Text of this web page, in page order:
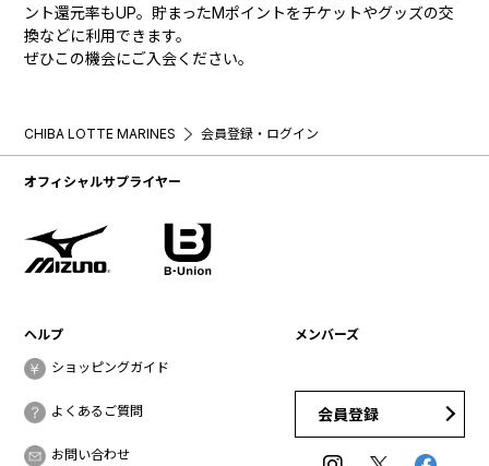
ント還元率もUP。貯まったMポイントをチケットやグッズの交
換などに利用できます。
ぜひこの機会にご入会ください。
CHIBA LOTTE MARINES 会員登録・ログイン
オフィシャルサプライヤー
ヘルプ
ショッピングガイド
よくあるご質問
お問い合わせ
メンバーズ
会員登録